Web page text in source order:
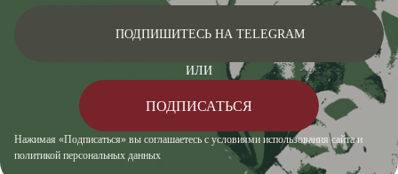
Нажимая «Подписаться» вы соглашаетесь с условиями использования сайта и
политикой персональных данных
ПОДПИШИТЕСЬ НА TELEGRAM
ИЛИ
ПОДПИСАТЬСЯ